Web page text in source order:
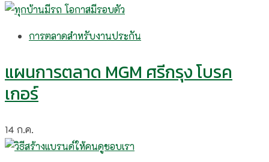
การตลาดสำหรับงานประกัน
แผนการตลาด MGM ศรีกรุง โบรค
เกอร์
14 ก.ค.